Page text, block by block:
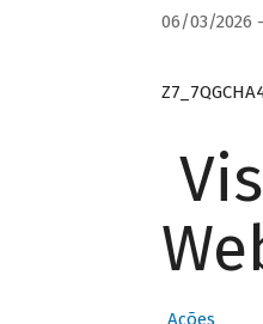
06/03/2026 -